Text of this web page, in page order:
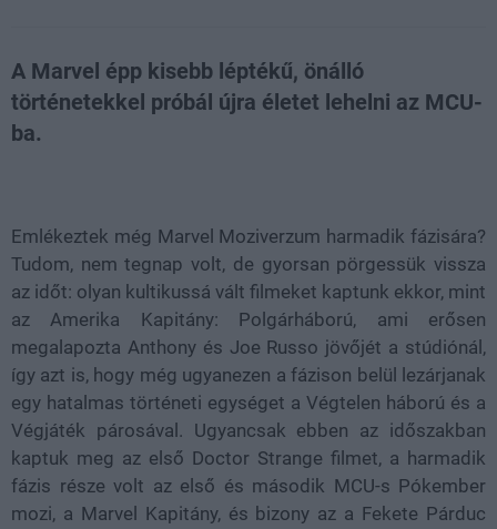
A Marvel épp kisebb léptékű, önálló
történetekkel próbál újra életet lehelni az MCU-
ba.
Emlékeztek még Marvel Moziverzum harmadik fázisára?
Tudom, nem tegnap volt, de gyorsan pörgessük vissza
az időt: olyan kultikussá vált filmeket kaptunk ekkor, mint
az Amerika Kapitány: Polgárháború, ami erősen
megalapozta Anthony és Joe Russo jövőjét a stúdiónál,
így azt is, hogy még ugyanezen a fázison belül lezárjanak
egy hatalmas történeti egységet a Végtelen háború és a
Végjáték párosával. Ugyancsak ebben az időszakban
kaptuk meg az első Doctor Strange filmet, a harmadik
fázis része volt az első és második MCU-s Pókember
mozi, a Marvel Kapitány, és bizony az a Fekete Párduc